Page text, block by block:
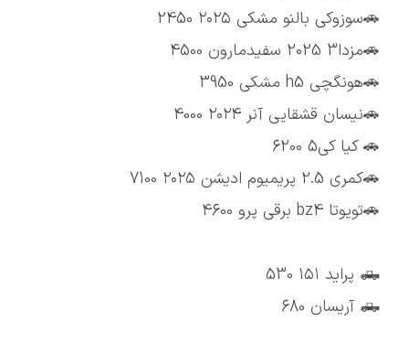
🚗سوزوکی بالنو مشکی ۲۰۲۵ 2450
🚗مزدا3 2025 سفیدمارون 4500
🚗هونگچی h5 مشکی 3950
🚗نیسان قشقایی آنر ۲۰۲۴ 4000
🚗 کیا کی5 6200
🚗کمری 2.5 پریمیوم ادیشن ۲۰۲۵ 7100
🚗تویوتا bz4 برقی پرو 4600
🛻 پراید ۱۵۱ 530
🛻 آریسان 680